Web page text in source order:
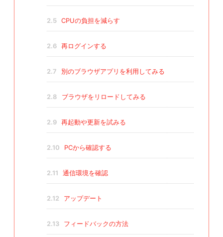
2.5 CPUの負担を減らす
2.6 再ログインする
2.7 別のブラウザアプリを利用してみる
2.8 ブラウザをリロードしてみる
2.9 再起動や更新を試みる
2.10 PCから確認する
2.11 通信環境を確認
2.12 アップデート
2.13 フィードバックの方法